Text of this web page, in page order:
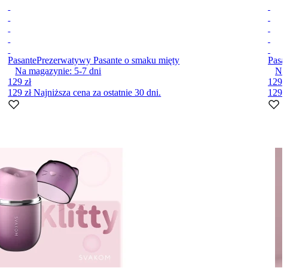
PasantePrezerwatywy Pasante o smaku mięty
Na magazynie: 5-7dni
129 zł
129 złNajniższa cena za ostatnie 30 dni.
129
129